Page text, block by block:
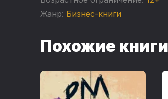
Жанр: Бизнес-книги
Похожие книги